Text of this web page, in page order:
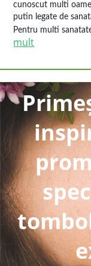
cunoscut multi
putin legate de
Pentru multi
mult